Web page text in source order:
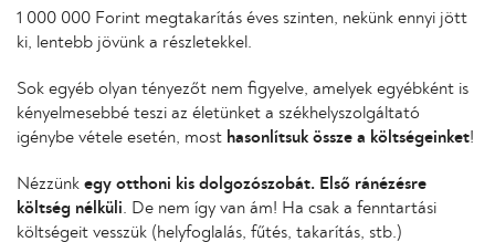
1 000 000 Forint megtakarítás éves szinten, nekünk ennyi jött
ki, lentebb jövünk a részletekkel.
Sok egyéb olyan tényezőt nem figyelve, amelyek egyébként is
kényelmesebbé teszi az életünket a székhelyszolgáltató
igénybe vétele esetén, most hasonlítsuk össze a költségeinket!
Nézzünk egy otthoni kis dolgozószobát. Első ránézésre
költség nélküli . De nem így van ám! Ha csak a fenntartási
költségeit vesszük (helyfoglalás, fűtés, takarítás, stb.)